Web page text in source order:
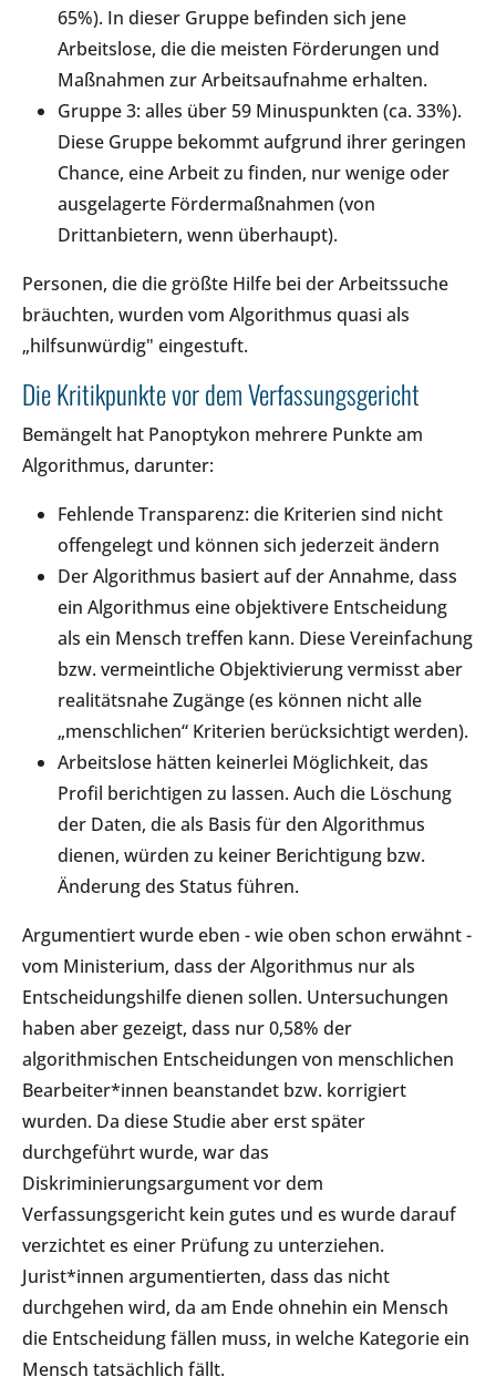
65%). In dieser Gruppe befinden sich jene
Arbeitslose, die die meisten Förderungen und
Maßnahmen zur Arbeitsaufnahme erhalten.
Gruppe 3: alles über 59 Minuspunkten (ca. 33%).
Diese Gruppe bekommt aufgrund ihrer geringen
Chance, eine Arbeit zu finden, nur wenige oder
ausgelagerte Fördermaßnahmen (von
Drittanbietern, wenn überhaupt).
Personen, die die größte Hilfe bei der Arbeitssuche
bräuchten, wurden vom Algorithmus quasi als
„hilfsunwürdig" eingestuft.
Die Kritikpunkte vor dem Verfassungsgericht
Bemängelt hat Panoptykon mehrere Punkte am
Algorithmus, darunter:
Fehlende Transparenz: die Kriterien sind nicht
offengelegt und können sich jederzeit ändern
Der Algorithmus basiert auf der Annahme, dass
ein Algorithmus eine objektivere Entscheidung
als ein Mensch treffen kann. Diese Vereinfachung
bzw. vermeintliche Objektivierung vermisst aber
realitätsnahe Zugänge (es können nicht alle
„menschlichen“ Kriterien berücksichtigt werden).
Arbeitslose hätten keinerlei Möglichkeit, das
Profil berichtigen zu lassen. Auch die Löschung
der Daten, die als Basis für den Algorithmus
dienen, würden zu keiner Berichtigung bzw.
Änderung des Status führen.
Argumentiert wurde eben - wie oben schon erwähnt -
vom Ministerium, dass der Algorithmus nur als
Entscheidungshilfe dienen sollen. Untersuchungen
haben aber gezeigt, dass nur 0,58% der
algorithmischen Entscheidungen von menschlichen
Bearbeiter*innen beanstandet bzw. korrigiert
wurden. Da diese Studie aber erst später
durchgeführt wurde, war das
Diskriminierungsargument vor dem
Verfassungsgericht kein gutes und es wurde darauf
verzichtet es einer Prüfung zu unterziehen.
Jurist*innen argumentierten, dass das nicht
durchgehen wird, da am Ende ohnehin ein Mensch
die Entscheidung fällen muss, in welche Kategorie ein
Mensch tatsächlich fällt.